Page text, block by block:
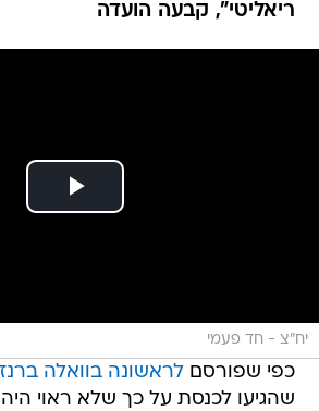
ריאליטי", קבעה הועדה
יח"צ - חד פעמי
כפי שפורסםלראשונה בוואלה
שהגיעו לכנסת על כך שלא ראוי